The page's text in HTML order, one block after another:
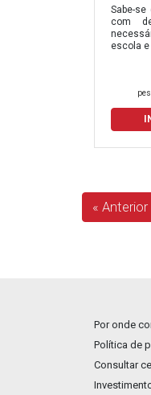
Sabe-
com
escola
« Anterior
Por onde
Política de
Consultar